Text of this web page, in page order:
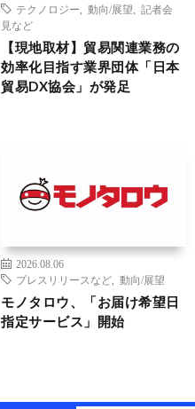
テクノロジー
動向/展望
記者会
見など
【現地取材】貿易関連業務の
効率化目指す業界団体「日本
貿易DX協会」が発足
2026.08.06
プレスリリースなど
動向/展望
モノタロウ、「お届け希望日
指定サービス」開始